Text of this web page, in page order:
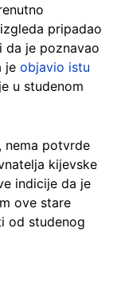
pripadao
da je poznavao
je objavio istu
u studenom
nema potvrde
kijevske
indicije da je
ove stare
od studenog